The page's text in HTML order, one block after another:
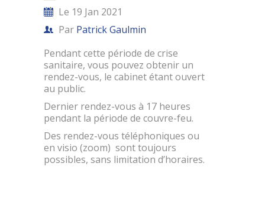
Le 19 Jan 2021
Par Patrick Gaulmin
Pendant cette période de crise
sanitaire, vous pouvez obtenir un
rendez-vous, le cabinet étant ouvert
au public.
Dernier rendez-vous à 17 heures
pendant la période de couvre-feu.
Des rendez-vous téléphoniques ou
en visio (zoom) sont toujours
possibles, sans limitation d’horaires.